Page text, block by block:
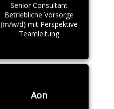
Senior Consultant
Betriebliche Vorsorge
(m/w/d) mit Perspektive
Teamleitung
Aon